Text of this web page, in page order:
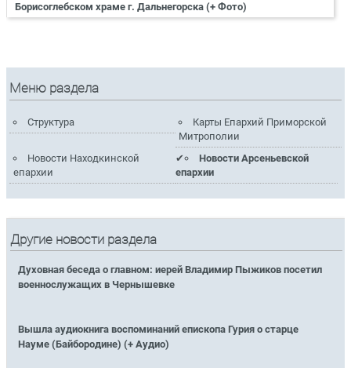
Борисоглебском храме г. Дальнегорска (+ Фото)
Меню раздела
Структура
Карты Епархий Приморской
Митрополии
Новости Находкинской
епархии
Новости Арсеньевской
епархии
Другие новости раздела
Духовная беседа о главном: иерей Владимир Пыжиков посетил
военнослужащих в Чернышевке
Вышла аудиокнига воспоминаний епископа Гурия о старце
Науме (Байбородине) (+ Аудио)